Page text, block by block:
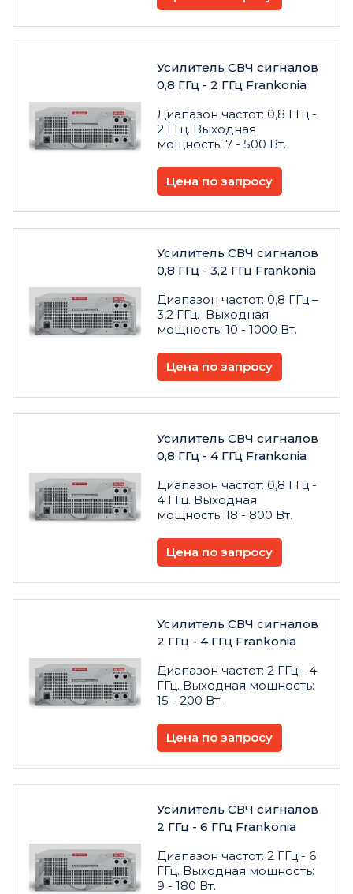
Усилитель СВЧ сигналов
0,8 ГГц - 2 ГГц Frankonia
Диапазон частот: 0,8 ГГц -
2 ГГц. Выходная
мощность: 7 - 500 Вт.
Цена по запросу
Усилитель СВЧ сигналов
0,8 ГГц - 3,2 ГГц Frankonia
Диапазон частот: 0,8 ГГц –
3,2 ГГц. Выходная
мощность: 10 - 1000 Вт.
Цена по запросу
Усилитель СВЧ сигналов
0,8 ГГц - 4 ГГц Frankonia
Диапазон частот: 0,8 ГГц -
4 ГГц. Выходная
мощность: 18 - 800 Вт.
Цена по запросу
Усилитель СВЧ сигналов
2 ГГц - 4 ГГц Frankonia
Диапазон частот: 2 ГГц - 4
ГГц. Выходная мощность:
15 - 200 Вт.
Цена по запросу
Усилитель СВЧ сигналов
2 ГГц - 6 ГГц Frankonia
Диапазон частот: 2 ГГц - 6
ГГц. Выходная мощность:
9 - 180 Вт.